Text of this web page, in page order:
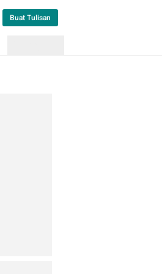
Buat Tulisan